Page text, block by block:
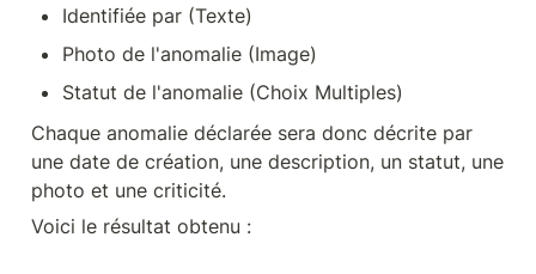
Identifiée par (Texte)
Photo de l'anomalie (Image)
Statut de l'anomalie (Choix Multiples)
Chaque anomalie déclarée sera donc décrite par
une date de création, une description, un statut, une
photo et une criticité.
Voici le résultat obtenu :